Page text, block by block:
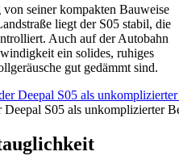
seiner kompakten Bauweise
liegt der S05 stabil, die
Auch auf der Autobahn
ein solides, ruhiges
gut gedämmt sind.
Deepal S05 als unkomplizierter